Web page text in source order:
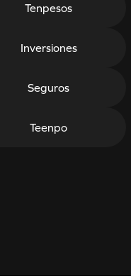
Tenpesos
Inversiones
Seguros
Teenpo